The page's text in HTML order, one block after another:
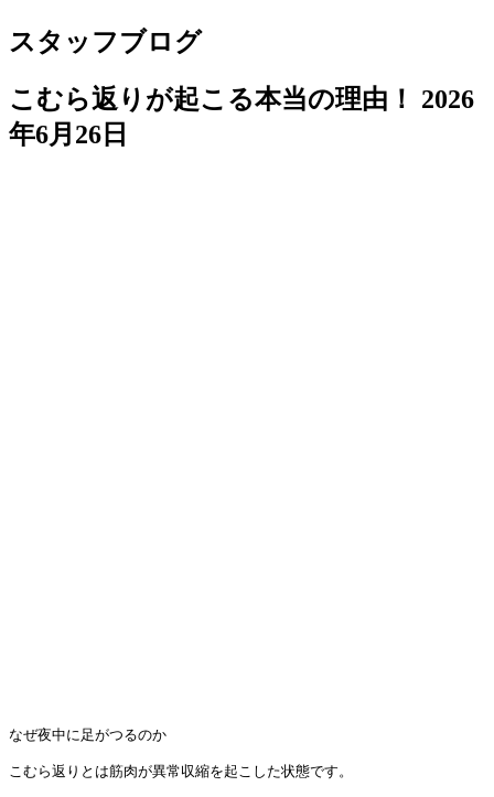
スタッフブログ
こむら返りが起こる本当の理由！
2026
年6月26日
なぜ夜中に足がつるのか
こむら返りとは筋肉が異常収縮を起こした状態です。